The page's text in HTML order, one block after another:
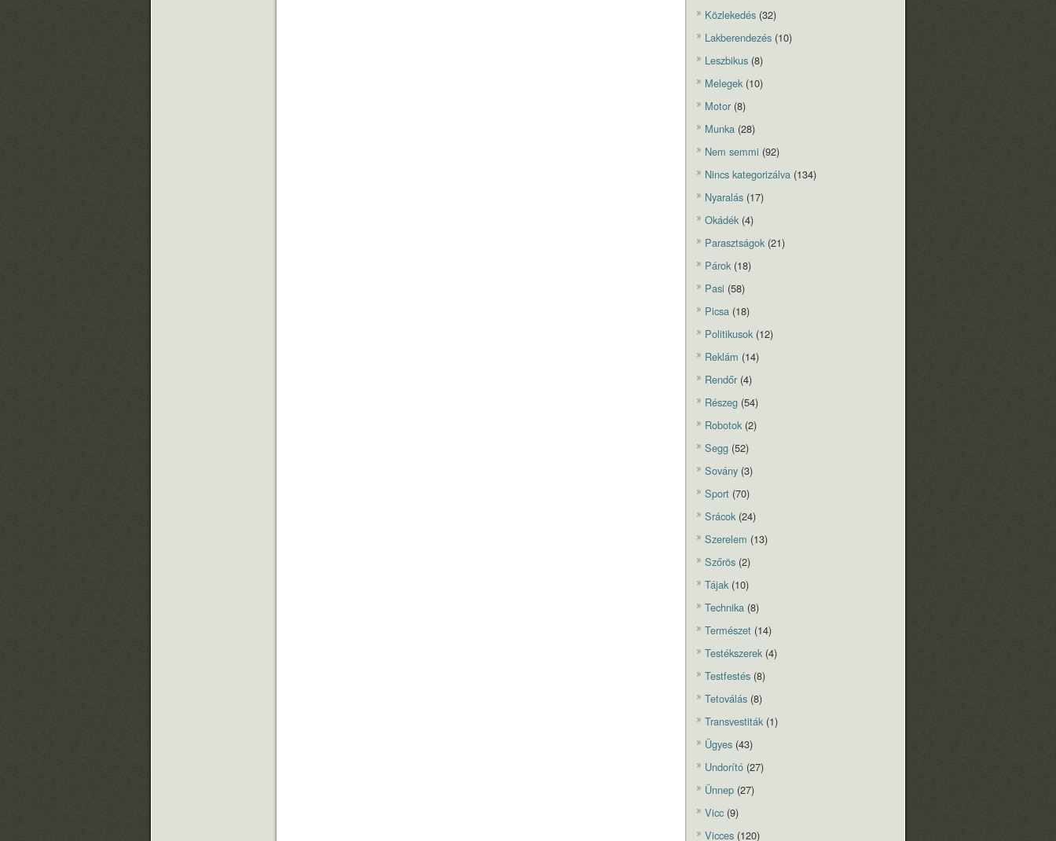
Közlekedés (32)
Lakberendezés (10)
Leszbikus (8)
Melegek(10)
Motor (8)
Munka (28)
Nem semmi (92)
Nincs kategorizálva (134)
Nyaralás (17)
Okádék(4)
Parasztságok(21)
Párok(18)
Pasi (58)
Picsa (18)
Politikusok(12)
Reklám (14)
Rendőr (4)
Részeg (54)
Robotok(2)
Segg (52)
Sovány (3)
Sport (70)
Srácok(24)
Szerelem (13)
Szőrös (2)
Tájak(10)
Technika (8)
Természet (14)
Testékszerek(4)
Testfestés (8)
Tetoválás (8)
Transvestiták(1)
Ügyes (43)
Undorító (27)
Ünnep (27)
Vicc (9)
Vicces (120)